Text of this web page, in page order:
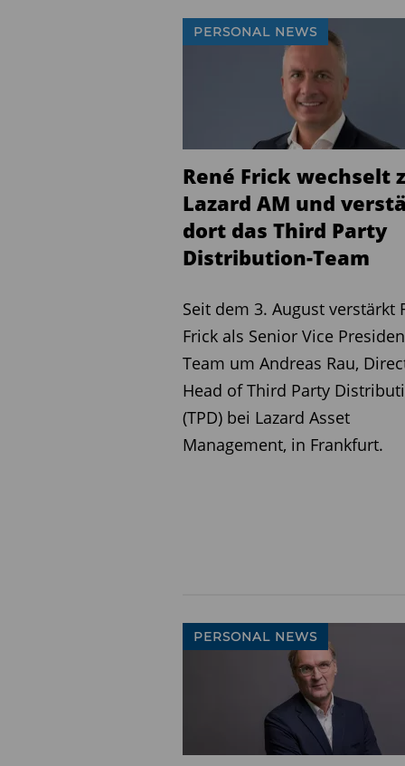
institutional clients,
previous capital raising
Octopus Investments,
Morgan Stanley.
Stewart Bennett,
Threadneedle,
our Alternatives
experience, Hiti’s deep
capital raising and
continue to build out our
Michaela Collet
Columbia
strategic hire which
increasing demand for
will ensure we are better
PERSONAL NEWS
René Frick wechselt
Lazard AM und
dort das Third Party
Distribution-Team
Seit dem 3. August verstärkt
Frick als Senior Vice
Team um Andreas Rau,
Head of Third Party
(TPD) bei Lazard Asset
Management, in Frankfurt.
PERSONAL NEWS